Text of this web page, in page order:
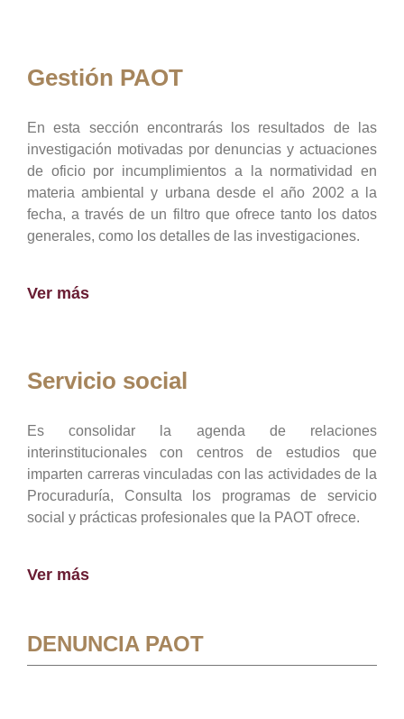
Gestión PAOT
En esta sección encontrarás los resultados de las
investigación motivadas por denuncias y actuaciones
de oficio por incumplimientos a la normatividad en
materia ambiental y urbana desde el año 2002 a la
fecha, a través de un filtro que ofrece tanto los datos
generales, como los detalles de las investigaciones.
Ver más
Servicio social
Es consolidar la agenda de relaciones
interinstitucionales con centros de estudios que
imparten carreras vinculadas con las actividades de la
Procuraduría, Consulta los programas de servicio
social y prácticas profesionales que la PAOT ofrece.
Ver más
DENUNCIA PAOT